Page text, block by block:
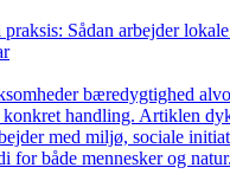
Sådan arbejder
bæredygtighed
handling. Artiklen
med miljø, sociale
for både mennesker og natur.